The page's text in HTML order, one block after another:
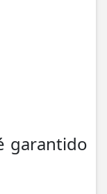
garantido